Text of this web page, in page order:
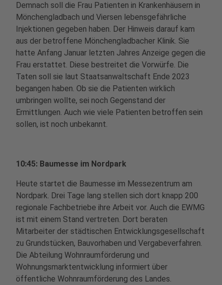
Demnach soll die Frau Patienten in Krankenhäusern in
Mönchengladbach und Viersen lebensgefährliche
Injektionen gegeben haben. Der Hinweis darauf kam
aus der betroffene Mönchengladbacher Klinik. Sie
hatte Anfang Januar letzten Jahres Anzeige gegen die
Frau erstattet. Diese bestreitet die Vorwürfe. Die
Taten soll sie laut Staatsanwaltschaft Ende 2023
begangen haben. Ob sie die Patienten wirklich
umbringen wollte, sei noch Gegenstand der
Ermittlungen. Auch wie viele Patienten betroffen sein
sollen, ist noch unbekannt.
10:45: Baumesse im Nordpark
Heute startet die Baumesse im Messezentrum am
Nordpark. Drei Tage lang stellen sich dort knapp 200
regionale Fachbetriebe ihre Arbeit vor. Auch die EWMG
ist mit einem Stand vertreten. Dort beraten
Mitarbeiter der städtischen Entwicklungsgesellschaft
zu Grundstücken, Bauvorhaben und Vergabeverfahren.
Die Abteilung Wohnraumförderung und
Wohnungsmarktentwicklung informiert über
öffentliche Wohnraumförderung des Landes.